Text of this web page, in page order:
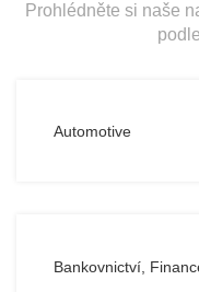
Prohlédněte si naše
Automotive
Bankovnictví,